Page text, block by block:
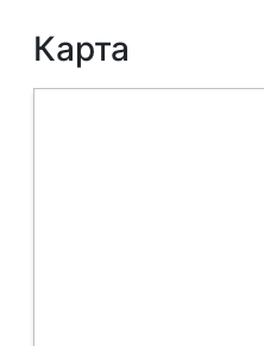
Карта